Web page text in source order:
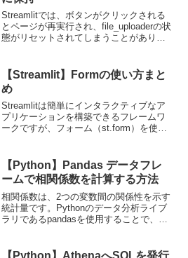
Streamlitでは、ボタンがクリックされる
とページが再実行され、file_uploaderの状
態がリセットされてしまうことがありま
す。アップロードされ...
【Streamlit】Formの使い方まと
め
Streamlitは簡単にインタラクティブなア
プリケーションを構築できるフレームワ
ークですが、フォーム（st.form）を使用
機能は、効率的でユーザー体験の向上に
役立ち...
【Python】Pandas データフレ
ームで相関係数を計算する方法
相関係数は、2つの変数間の関係性を示す
統計量です。Pythonのデータ分析ライブ
ラリであるpandasを使用することで、簡
す。相関係数とは？相関係数は、2つの変